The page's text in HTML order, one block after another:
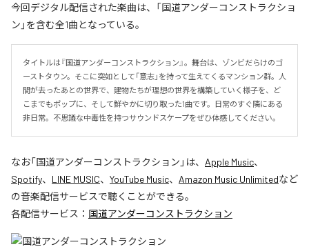
今回デジタル配信された楽曲は、「国道アンダーコンストラクショ
ン」を含む全1曲となっている。
タイトルは『国道アンダーコンストラクション』。舞台は、ゾンビだらけのゴ
ーストタウン。そこに突如として「意志」を持って生えてくるマンション群。人
間が去ったあとの世界で、建物たちが理想の世界を構築していく様子を、ど
こまでもポップに、そして鮮やかに切り取った1曲です。日常のすぐ隣にある
非日常。不思議な中毒性を持つサウンドスケープをぜひ体感してください。
なお「国道アンダーコンストラクション 」は、 Apple Music、
Spotify、 LINE MUSIC、 YouTube Music、 Amazon Music Unlimitedなど
の音楽配信サービスで聴くことができる。
各配信サービス： 国道アンダーコンストラクション